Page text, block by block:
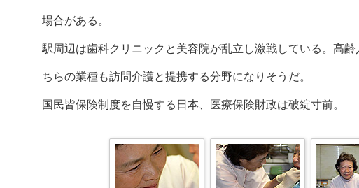
場合がある。
駅周辺は歯科クリニックと美容院が乱立し激戦している。高
ちらの業種も訪問介護と提携する分野になりそうだ。
国民皆保険制度を自慢する日本、医療保険財政は破綻寸前。